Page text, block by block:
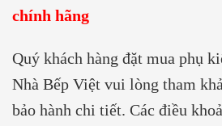
chính hãng
Quý khách hàng đặt mua phụ
Nhà Bếp Việt vui lòng tham
bảo hành chi tiết. Các điều